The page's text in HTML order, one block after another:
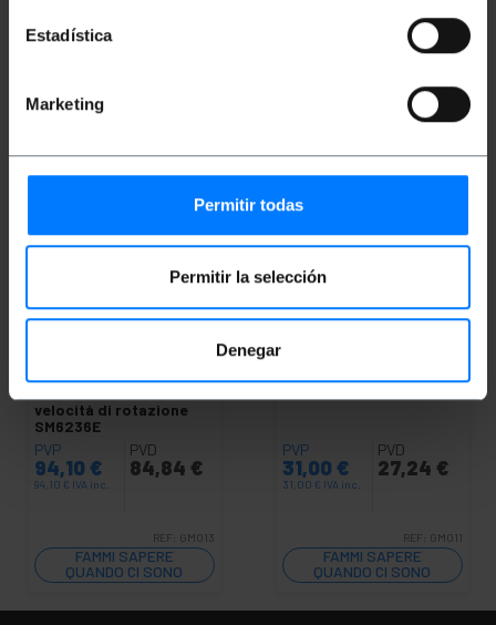
Estadística
Marketing
Permitir todas
Permitir la selección
Denegar
digitale con tecnologia
velocità di rotazione
SM6236E
PVP
94,10 €
94,10 € IVA inc.
PVD
84,84 €
REF: GM013
FAMMI SAPERE
QUANDO CI SONO
SCORTE
Contagiri SM2234A
PVP
31,00 €
31,00 € IVA inc.
PVD
27,24 €
REF: GM011
FAMMI SAPERE
QUANDO CI SONO
SCORTE